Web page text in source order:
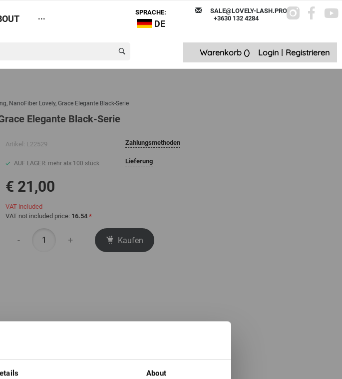
About
... SPRACHE:
DE
SALE@LOVELY-LASH.PRO
+3630 132 4284
Warenkorb () Login | Registrieren
NanoFiber Lovely, Grace Elegante Black-Serie
Elegante Black-Serie
Zahlungsmethoden
Lieferung
Artikel: L22529
AUF LAGER: mehr als 100 stück
€ 21,00
VAT included
VAT not included price: 16.54 *
- + Kaufen